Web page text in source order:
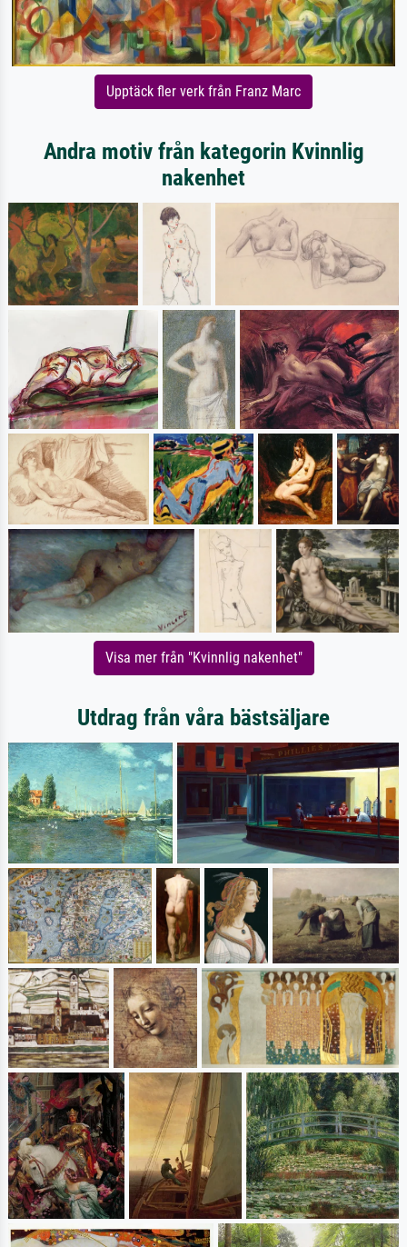
Upptäck fler verk från Franz Marc
Andra motiv från kategorin Kvinnlig
nakenhet
Visa mer från "Kvinnlig nakenhet"
Utdrag från våra bästsäljare